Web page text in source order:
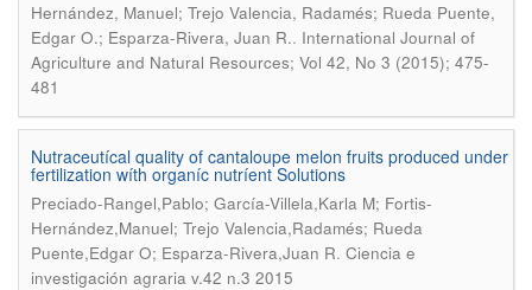
Hernández, Manuel; Trejo Valencia, Radamés; Rueda Puente,
Edgar O.; Esparza-Rivera, Juan R.. International Journal of
Agriculture and Natural Resources; Vol 42, No 3 (2015); 475-
481
Nutraceutícal quality of cantaloupe melon fruits produced under
fertilization wíth organíc nutríent Solutions
Preciado-Rangel,Pablo; García-Villela,Karla M; Fortis-
Hernández,Manuel; Trejo Valencia,Radamés; Rueda
Puente,Edgar O; Esparza-Rivera,Juan R. Ciencia e
investigación agraria v.42 n.3 2015